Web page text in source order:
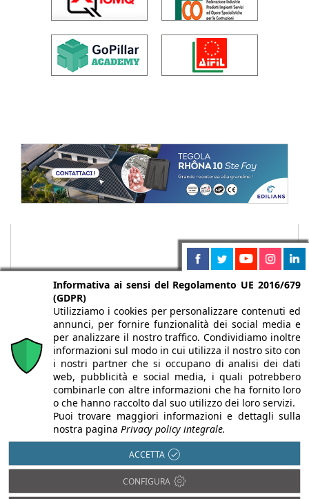
Chi siamo Autori Per la tua pubblicità
Iscriviti alla
newsletter
Infobuild è testata registrata presso il Tribunale di Milano al n° 63
dell’8/3/2013 - ISSN 2282-2267
Informativa ai sensi del Regolamento UE 2016/679
(GDPR)
Utilizziamo i cookies per personalizzare contenuti ed
annunci, per fornire funzionalità dei social media e
per analizzare il nostro traffico. Condividiamo inoltre
informazioni sul modo in cui utilizza il nostro sito con
i nostri partner che si occupano di analisi dei dati
web, pubblicità e social media, i quali potrebbero
combinarle con altre informazioni che ha fornito loro
o che hanno raccolto dal suo utilizzo dei loro servizi.
Puoi trovare maggiori informazioni e dettagli sulla
nostra pagina Privacy policy integrale.
ACCETTA
CONFIGURA